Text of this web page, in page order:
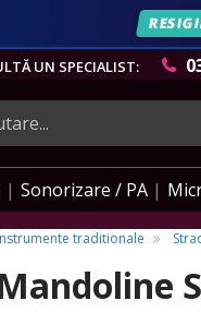
UN SPECIALIST:
Sonorizare / PA
traditionale